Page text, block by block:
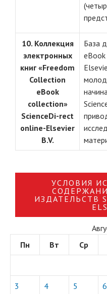
10. Коллекция
электронных
книг «Freedom
Collection
eBook
collection»
ScienceDi-rect
online-Elsevier
B.V.
База
УСЛОВИЯ
ИЗДАТЕЛЬСТВ
Пн
Вт Ср
3 4 5 6